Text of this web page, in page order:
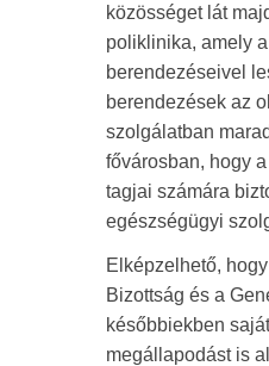
közösséget lát
poliklinika, amely
berendezéseivel
berendezések az
szolgálatban
fővárosban, hogy
tagjai számára
egészségügyi
Elképzelhető,
Bizottság és a
későbbiekben
megállapodást is